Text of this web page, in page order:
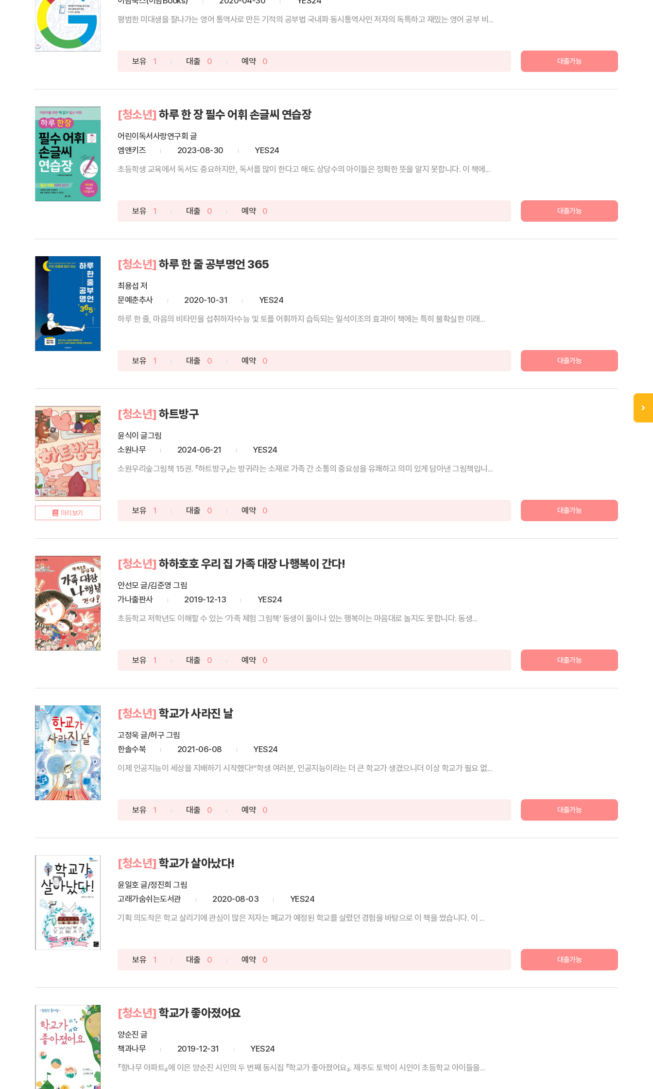
평범한 미대생을 잘나가는 영어 통역사로 만든 기적의 공부법 국내파 동시통역사인 저자의 독특하고 재밌는 영어 공부 비...
보유 1 대출 0 예약 0 대출가능
[청소년] 하루 한 장 필수 어휘 손글씨 연습장
어린이독서사랑연구회 글
엠앤키즈
2023-08-30
YES24
초등학생 교육에서 독서도 중요하지만, 독서를 많이 한다고 해도 상당수의 아이들은 정확한 뜻을 알지 못합니다. 이 책에...
보유 1 대출 0 예약 0 대출가능
[청소년] 하루 한 줄 공부명언 365
최용섭 저
문예춘추사
2020-10-31
YES24
하루 한 줄, 마음의 비타민을 섭취하자!수능 및 토플 어휘까지 습득되는 일석이조의 효과!이 책에는 특히 불확실한 미래...
보유 1 대출 0 예약 0 대출가능
미리보기
[청소년] 하트방구
윤식이 글그림
소원나무
2024-06-21
YES24
소원우리숲그림책 15권. 『하트방구』는 방귀라는 소재로 가족 간 소통의 중요성을 유쾌하고 의미 있게 담아낸 그림책입니...
보유 1 대출 0 예약 0 대출가능
[청소년] 하하호호 우리 집 가족 대장 나행복이 간다!
안선모 글/김준영 그림
가나출판사
2019-12-13
YES24
초등학교 저학년도 이해할 수 있는 ‘가족 체험 그림책’ 동생이 둘이나 있는 행복이는 마음대로 놀지도 못합니다. 동생...
보유 1 대출 0 예약 0 대출가능
[청소년] 학교가 사라진 날
고정욱 글/허구 그림
한솔수북
2021-06-08
YES24
이제 인공지능이 세상을 지배하기 시작했다!“학생 여러분, 인공지능이라는 더 큰 학교가 생겼으니더 이상 학교가 필요 없...
보유 1 대출 0 예약 0 대출가능
[청소년] 학교가 살아났다!
윤일호 글/정진희 그림
고래가숨쉬는도서관
2020-08-03
YES24
기획 의도작은 학교 살리기에 관심이 많은 저자는 폐교가 예정된 학교를 살렸던 경험을 바탕으로 이 책을 썼습니다. 이 ...
보유 1 대출 0 예약 0 대출가능
[청소년] 학교가 좋아졌어요
양순진 글
책과나무
2019-12-31
YES24
『향나무 아파트』에 이은 양순진 시인의 두 번째 동시집 『학교가 좋아졌어요』. 제주도 토박이 시인이 초등학교 아이들을...